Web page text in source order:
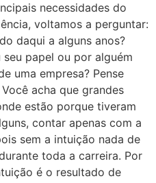
necessidades do
voltamos a perguntar:
daqui a alguns anos?
papel ou por alguém
uma empresa? Pense
acha que grandes
estão porque tiveram
contar apenas com a
sem a intuição nada de
toda a carreira. Por
é o resultado de